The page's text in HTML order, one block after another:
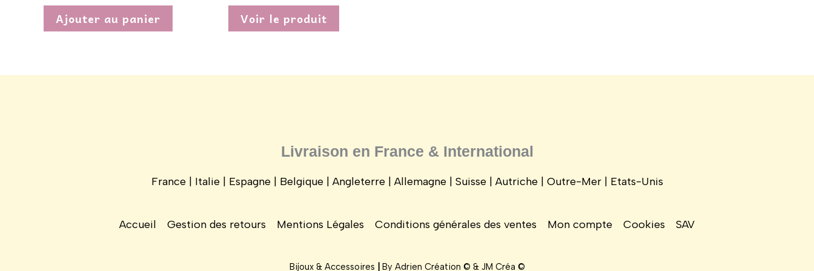
Ajouter au panier Voir le produit
produit
Livraison en France & International
France | Italie | Espagne | Belgique | Angleterre | Allemagne | Suisse | Autriche | Outre-Mer | Etats-Unis
Accueil Gestion des retours Mentions Légales Conditions générales des ventes Mon compte Cookies SAV
Bijoux & Accessoires By Adrien Création © & JM Créa ©